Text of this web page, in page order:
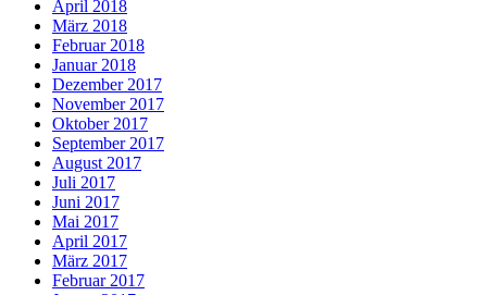
April 2018
März 2018
Februar 2018
Januar 2018
Dezember 2017
November 2017
Oktober 2017
September 2017
August 2017
Juli 2017
Juni 2017
Mai 2017
April 2017
März 2017
Februar 2017